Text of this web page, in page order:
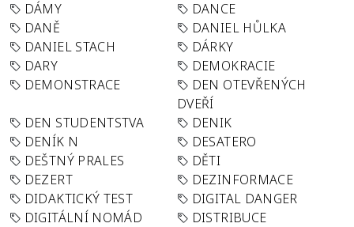
DÁMY
DANCE
DANĚ
DANIEL HŮLKA
DANIEL STACH
DÁRKY
DARY
DEMOKRACIE
DEMONSTRACE
DEN OTEVŘENÝCH
DVEŘÍ
DEN STUDENTSTVA
DENIK
DENÍK N
DESATERO
DEŠTNÝ PRALES
DĚTI
DEZERT
DEZINFORMACE
DIDAKTICKÝ TEST
DIGITAL DANGER
DIGITÁLNÍ NOMÁD
DISTRIBUCE